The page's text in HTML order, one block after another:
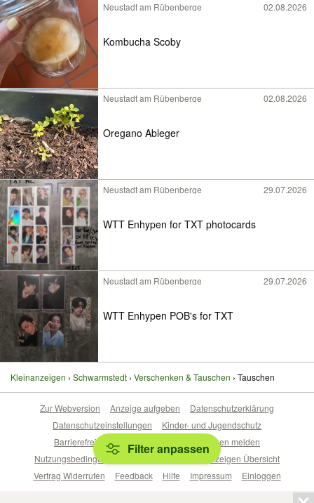
Neustadt am Rübenberge 02.08.2026
Kombucha Scoby
Neustadt am Rübenberge 02.08.2026
Oregano Ableger
Neustadt am Rübenberge 29.07.2026
WTT Enhypen for TXT photocards
Neustadt am Rübenberge 29.07.2026
WTT Enhypen POB's for TXT
Kleinanzeigen Schwarmstedt Verschenken & Tauschen Tauschen
Filter anpassen
Zur Webversion Anzeige aufgeben
Datenschutzerklärung
Datenschutzeinstellungen
Kinder- und Jugendschutz
Barrierefreiheitserklärung
Sicherheitslücken melden
Nutzungsbedingungen
Beliebte Suchen
Anzeigen Übersicht
Vertrag Widerrufen
Feedback Hilfe Impressum Einloggen